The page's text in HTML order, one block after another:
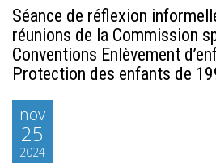
Séance de réflexion
réunions de la Commission
Conventions Enlèvement
Protection des enfants de
nov
25
2024